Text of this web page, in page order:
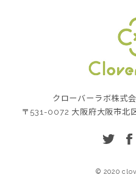
会社
クローバーラボ株式
〒531-0072 大阪府大阪市北
© 2020